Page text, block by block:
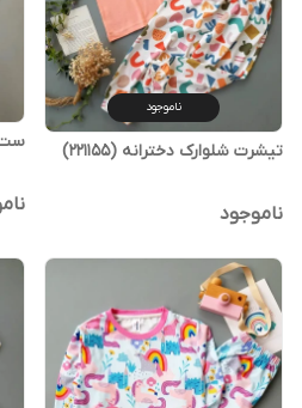
ناموجود
تیشرت شلوارک دخترانه (221155)
ناموجود
ست